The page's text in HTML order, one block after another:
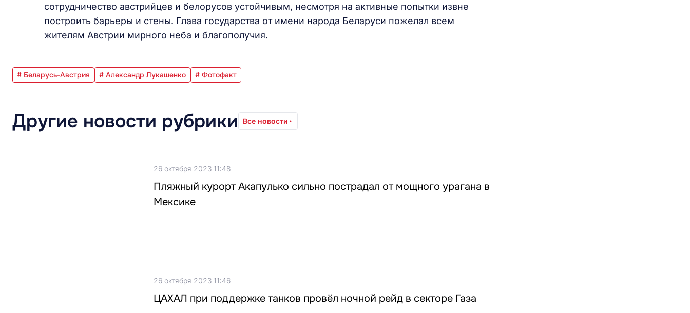
сотрудничество австрийцев и белорусов устойчивым, несмотря на активные попытки извне
построить барьеры и стены. Глава государства от имени народа Беларуси пожелал всем
жителям Австрии мирного неба и благополучия.
# Беларусь-Австрия # Александр Лукашенко # Фотофакт
Другие новости рубрики Все новости
26 октября 2023 11:48
Пляжный курорт Акапулько сильно пострадал от мощного урагана в
Мексике
26 октября 2023 11:46
ЦАХАЛ при поддержке танков провёл ночной рейд в секторе Газа